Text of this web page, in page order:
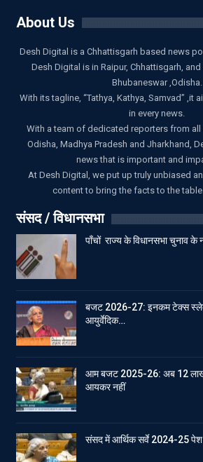
About Us
Desh Digital is a Chhattisgarh based news
Desh Digital is in Raipur, Chhattisgarh,
Bhubaneswar ,Odisha.
With its tagline, “Tathya, Kathya, Samvad” ,it
in every news.
With a team of dedicated reporters from all
Odisha, Madhya Pradesh and Jharkhand,
news that is important and
At Desh Digital, we put up truly unbiased
content to bring the facts to the
संसद / विधानसभा
पाँचों राज्य के विधानसभा चुनाव के
बजट 2026-27: इनकम टेक्स स्लेब
आयुर्वेदिक…
आम बजट 2025-26: अब 12
आयकर नहीं
संसद में आर्थिक सर्वे 2024-25